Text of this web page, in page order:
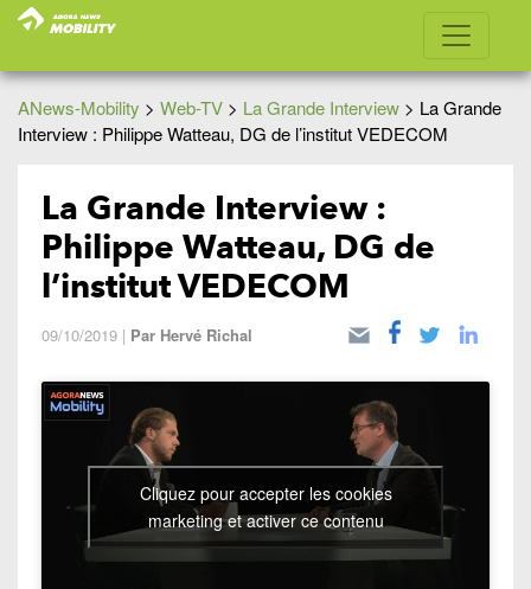
ANews-Mobility > Web-TV > La Grande Interview > La Grande
Interview : Philippe Watteau, DG de l’institut VEDECOM
La Grande Interview :
Philippe Watteau, DG de
l’institut VEDECOM
09/10/2019 | Par Hervé Richal
Cliquez pour accepter les cookies
marketing et activer ce contenu